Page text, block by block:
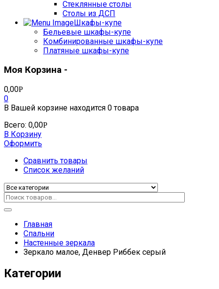
Стеклянные столы
Столы из ДСП
Шкафы-купе
Бельевые шкафы-купе
Комбинированные шкафы-купе
Платяные шкафы-купе
Моя Корзина -
0,00Р
0
В Вашей корзине находится 0 товара
Всего: 0,00Р
В Корзину
Оформить
Сравнить товары
Список желаний
Главная
Спальни
Настенные зеркала
Зеркало малое, Денвер Риббек серый
Категории